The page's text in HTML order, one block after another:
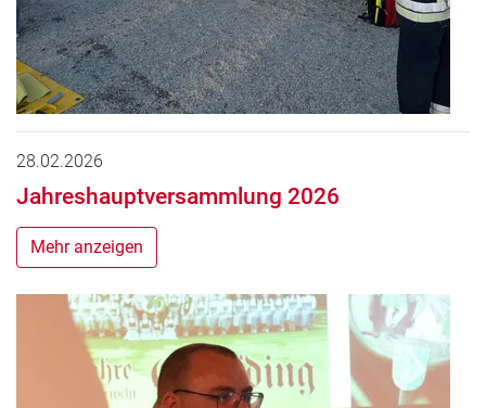
28.02.2026
Jahreshauptversammlung 2026
Mehr anzeigen